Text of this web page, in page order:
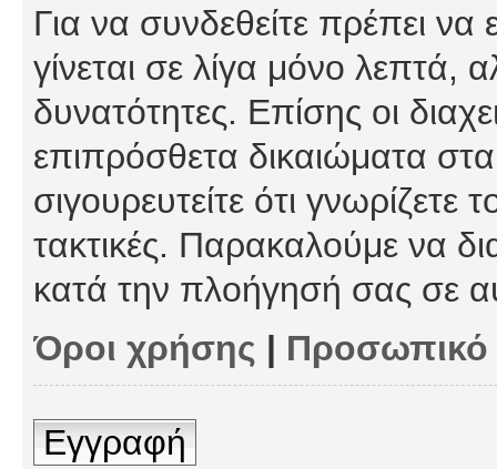
Για να συνδεθείτε πρέπει
γίνεται σε λίγα μόνο λεπτά,
δυνατότητες. Επίσης οι
επιπρόσθετα δικαιώματα
σιγουρευτείτε ότι γνωρίζετε
τακτικές. Παρακαλούμε να
κατά την πλοήγησή σας σε
Όροι χρήσης |
Εγγραφή